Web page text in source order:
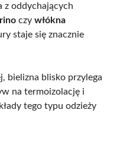
z oddychających
czy włókna
staje się znacznie
bielizna blisko przylega
na termoizolację i
tego typu odzieży